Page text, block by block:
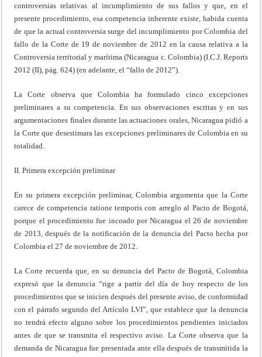
controversias relativas al incumplimiento de sus fallos y que, en el
presente procedimiento, esa competencia inherente existe, habida cuenta
de que la actual controversia surge del incumplimiento por Colombia del
fallo de la Corte de 19 de noviembre de 2012 en la causa relativa a la
Controversia territorial y marítima (Nicaragua c. Colombia) (I.C.J. Reports
2012 (II), pág. 624) (en adelante, el “fallo de 2012”).
La Corte observa que Colombia ha formulado cinco excepciones
preliminares a su competencia. En sus observaciones escritas y en sus
argumentaciones finales durante las actuaciones orales, Nicaragua pidió a
la Corte que desestimara las excepciones preliminares de Colombia en su
totalidad.
II. Primera excepción preliminar
En su primera excepción preliminar, Colombia argumenta que la Corte
carece de competencia ratione temporis con arreglo al Pacto de Bogotá,
porque el procedimiento fue incoado por Nicaragua el 26 de noviembre
de 2013, después de la notificación de la denuncia del Pacto hecha por
Colombia el 27 de noviembre de 2012.
La Corte recuerda que, en su denuncia del Pacto de Bogotá, Colombia
expresó que la denuncia “rige a partir del día de hoy respecto de los
procedimientos que se inicien después del presente aviso, de conformidad
con el párrafo segundo del Artículo LVI”, que establece que la denuncia
no tendrá efecto alguno sobre los procedimientos pendientes iniciados
antes de que se transmita el respectivo aviso. La Corte observa que la
demanda de Nicaragua fue presentada ante ella después de transmitida la